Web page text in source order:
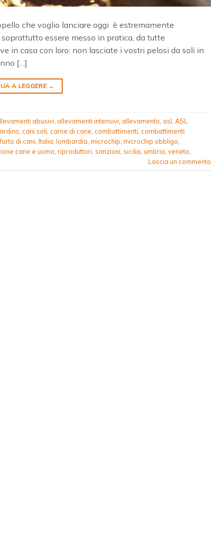
che voglio lanciare oggi è estremamente
essere messo in pratica, da tutte
in casa con loro: non lasciate i vostri pelosi da soli in
[…]
A LEGGERE →
abusivi allevamenti intensivi allevamento asl ASL
cani soli carne di cane combattimenti combattimenti
furto di cani Italia lombardia microchip microchip obbligo
cane e uomo riproduttori sanzioni sicilia umbria veneto
Lascia un commento